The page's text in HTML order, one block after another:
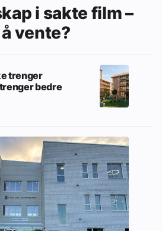
i sakte film –
vente?
trenger
bedre